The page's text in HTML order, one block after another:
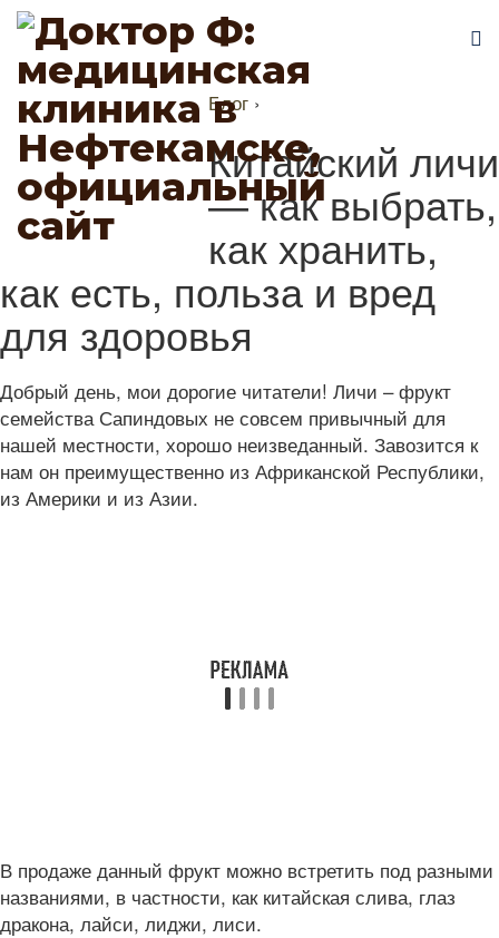
Блог ›
Китайский личи
— как выбрать,
как хранить,
как есть, польза и вред
для здоровья
Добрый день, мои дорогие читатели! Личи – фрукт
семейства Сапиндовых не совсем привычный для
нашей местности, хорошо неизведанный. Завозится к
нам он преимущественно из Африканской Республики,
из Америки и из Азии.
В продаже данный фрукт можно встретить под разными
названиями, в частности, как китайская слива, глаз
дракона, лайси, лиджи, лиси.